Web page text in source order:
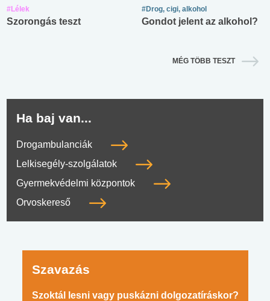
#Lélek
Szorongás teszt
#Drog, cigi, alkohol
Gondot jelent az alkohol?
MÉG TÖBB TESZT
Ha baj van...
Drogambulanciák
Lelkisegély-szolgálatok
Gyermekvédelmi központok
Orvoskereső
Szavazás
Szoktál lesni vagy puskázni dolgozatíráskor?